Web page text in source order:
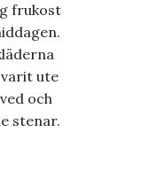
frukost
ute
och
stenar.